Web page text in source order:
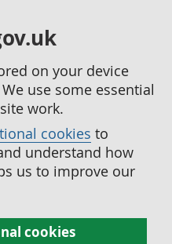
on your device
use some essential
work.
cookies to
understand how
us to improve our
cookies